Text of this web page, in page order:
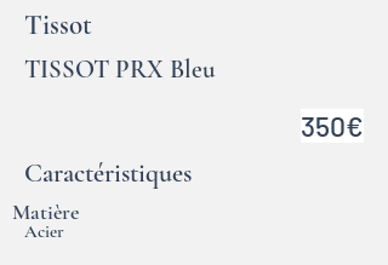
Tissot
TISSOT PRX Bleu
350€
Caractéristiques
Matière
Acier